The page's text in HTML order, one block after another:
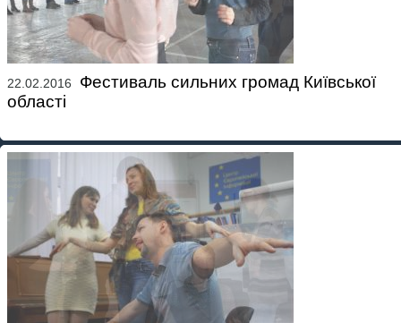
22.02.2016
Фестиваль сильних громад Київської
області